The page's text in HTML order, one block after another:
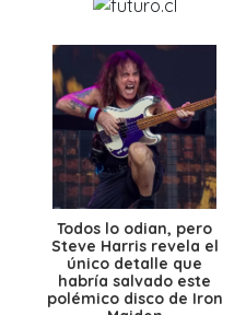
Todos lo odian, pero
Steve Harris revela el
único detalle que
habría salvado este
polémico disco de Iron